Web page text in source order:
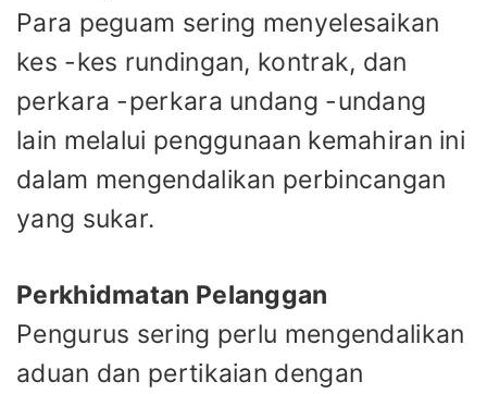
Para peguam sering menyelesaikan
kes -kes rundingan, kontrak, dan
perkara -perkara undang -undang
lain melalui penggunaan kemahiran ini
dalam mengendalikan perbincangan
yang sukar.
Perkhidmatan Pelanggan
Pengurus sering perlu mengendalikan
aduan dan pertikaian dengan